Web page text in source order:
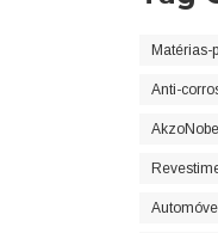
Matérias-
Anti-